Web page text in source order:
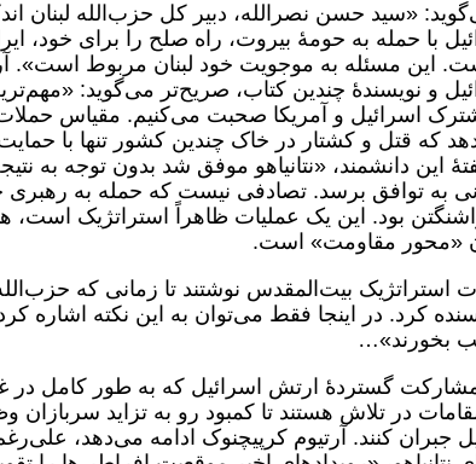
«سید حسن نصرالله، دبیر کل حزب‌الله لبنان
حمله به حومۀ بیروت، راه صلح را برای خود،
این مسئله به موجویت خود لبنان مربوط است».
و نویسندۀ چندین کتاب، صریح‌تر می‌گوید:
اسرائیل و آمریکا صحبت می‌کنیم. مقیاس
که قتل و کشتار در خاک چندین کشور تنها با
این دانشمند، «نتانیاهو موفق شد بدون توجه به
به توافق برسد. تصادفی نیست که حمله به رهبری
بود. این یک عملیات ظاهراً استراتژیک است،
«محور مقاومت» است.
مطالعات استراتژیک بیت‌المقدس نوشتند تا زمانی که
کرد. در اینجا فقط می‌توان به این نکته اشاره
بخورند»…
گستردۀ ارتش اسرائیل که به طور کامل در
در تلاش هستند تا کمبود رو به تزاید سربازان
جبران کنند. آرتیوم کرپیچنوک ادامه می‌دهد،